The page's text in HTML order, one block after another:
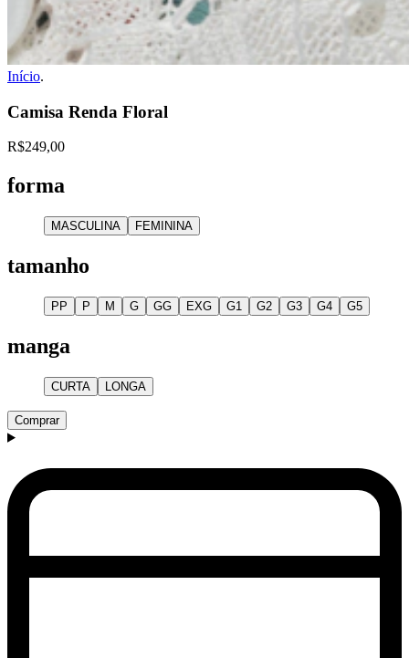
Início.
Camisa Renda Floral
R$249,00
forma
MASCULINA FEMININA
tamanho
PP P M G GG EXG G1 G2 G3 G4 G5
manga
CURTA LONGA
Comprar